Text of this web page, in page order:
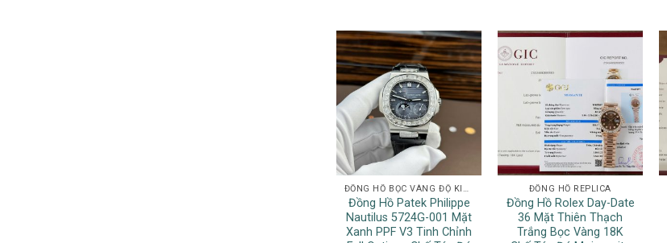
ĐỒNG HỒ BỌC VÀNG ĐỘ KIM CƯƠNG
Đồng Hồ Patek Philippe
Nautilus 5724G-001 Mặt
Xanh PPF V3 Tinh Chỉnh
ĐỒNG HỒ REPLICA
Đồng Hồ Rolex Day-Date
36 Mặt Thiên Thạch
Trắng Bọc Vàng 18K